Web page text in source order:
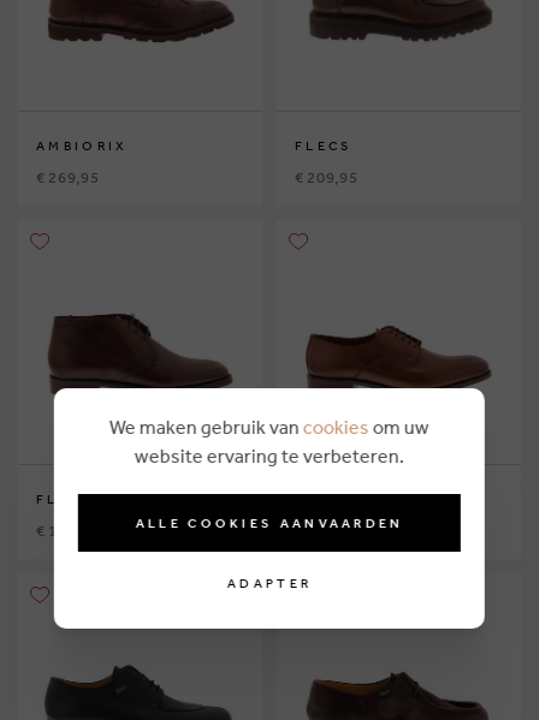
AMBIORIX
€ 269,95
FLECS
€ 209,95
FLECS
€ 199,95
FLECS
€ 194,95
We maken gebruik van cookies om uw
website ervaring te verbeteren.
ALLE COOKIES AANVAARDEN
ADAPTER